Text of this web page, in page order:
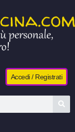
Accedi / Registrati